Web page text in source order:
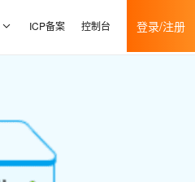
ICP备案 控制台 登录/注册